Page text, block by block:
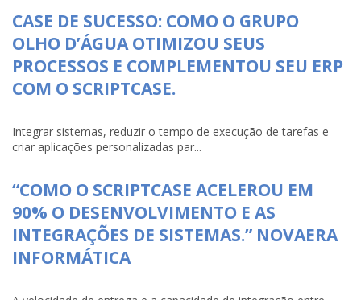
CASE DE SUCESSO: COMO O GRUPO
OLHO D’ÁGUA OTIMIZOU SEUS
PROCESSOS E COMPLEMENTOU SEU ERP
COM O SCRIPTCASE.
Integrar sistemas, reduzir o tempo de execução de tarefas e
criar aplicações personalizadas par...
“COMO O SCRIPTCASE ACELEROU EM
90% O DESENVOLVIMENTO E AS
INTEGRAÇÕES DE SISTEMAS.” NOVAERA
INFORMÁTICA